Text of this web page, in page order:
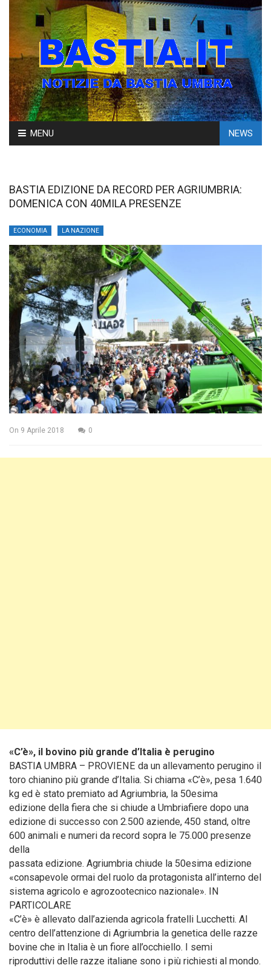
Skip
to
MENU NEWS
BASTIA EDIZIONE DA RECORD PER AGRIUMBRIA:
DOMENICA CON 40MILA PRESENZE
ECONOMIA LA NAZIONE
On 9 Aprile 2018 0
«C’è», il bovino più grande d’Italia è perugino
BASTIA UMBRA – PROVIENE da un allevamento perugino il
toro chianino più grande d’Italia. Si chiama «C’è», pesa 1.640
kg ed è stato premiato ad Agriumbria, la 50esima
edizione della fiera che si chiude a Umbriafiere dopo una
edizione di successo con 2.500 aziende, 450 stand, oltre
600 animali e numeri da record sopra le 75.000 presenze
della
passata edizione. Agriumbria chiude la 50esima edizione
«consapevole ormai del ruolo da protagonista all’interno del
sistema agricolo e agrozootecnico nazionale». IN
PARTICOLARE
«C’è» è allevato dall’azienda agricola fratelli Lucchetti. Al
centro dell’attenzione di Agriumbria la genetica delle razze
bovine che in Italia è un fiore all’occhiello. I semi
riproduttivi delle razze italiane sono i più richiesti al mondo.